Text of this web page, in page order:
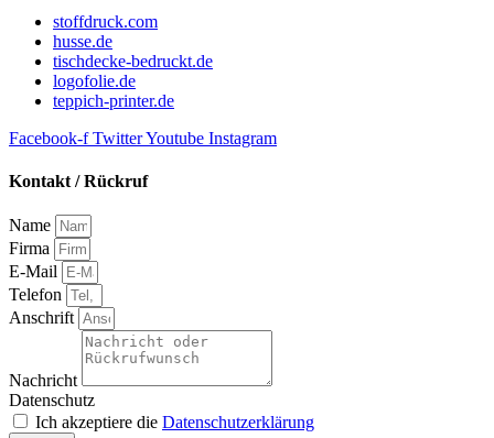
stoffdruck.com
husse.de
tischdecke-bedruckt.de
logofolie.de
teppich-printer.de
Facebook-f TwitterYoutube Instagram
Kontakt / Rückruf
Name
Firma
E-Mail
Telefon
Anschrift
Nachricht
Datenschutz
Ich akzeptiere die Datenschutzerklärung